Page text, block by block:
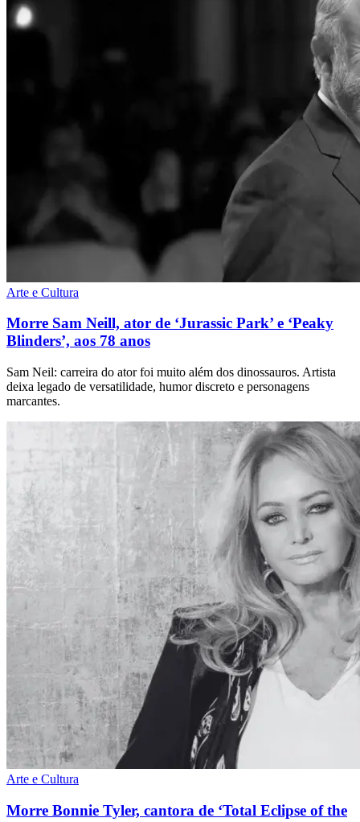
Arte e Cultura
Morre Sam Neill, ator de ‘Jurassic Park’ e ‘Peaky
Blinders’, aos 78 anos
Sam Neil: carreira do ator foi muito além dos dinossauros. Artista
deixa legado de versatilidade, humor discreto e personagens
marcantes.
Arte e Cultura
Morre Bonnie Tyler, cantora de ‘Total Eclipse of the